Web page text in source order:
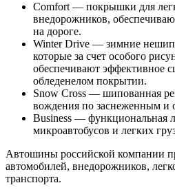
Comfort — покрышки для
внедорожников,
на дороге.
Winter Drive — зимние
которые за счет особого
обеспечивают эффективное
обледенелом покрытии.
Snow Cross — шипованная
вождения по заснеженным и
Business — функциональная
микроавтобусов и легких
Автошины российской компании
автомобилей, внедорожников,
транспорта.